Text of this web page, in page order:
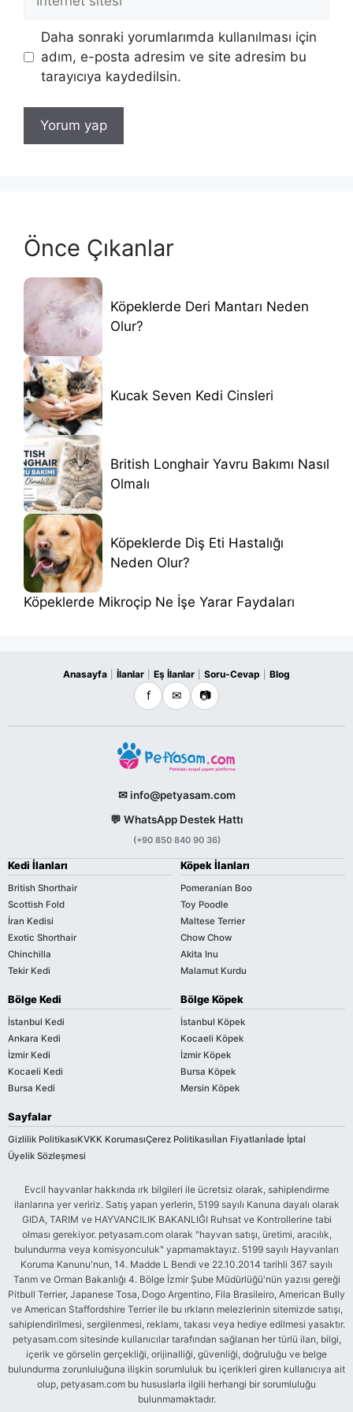
Daha sonraki yorumlarımda kullanılması için
adım, e-posta adresim ve site adresim bu
tarayıcıya kaydedilsin.
Önce Çıkanlar
Köpeklerde Deri Mantarı Neden
Olur?
Kucak Seven Kedi Cinsleri
British Longhair Yavru Bakımı Nasıl
Olmalı
Köpeklerde Diş Eti Hastalığı
Neden Olur?
Köpeklerde Mikroçip Ne İşe Yarar Faydaları
Anasayfa İlanlar Eş İlanlar Soru-Cevap Blog
f ✉ 📷
✉ info@petyasam.com
💬 WhatsApp Destek Hattı
(+90 850 840 90 36)
Kedi İlanları
British Shorthair
Scottish Fold
İran Kedisi
Exotic Shorthair
Chinchilla
Tekir Kedi
Köpek İlanları
Pomeranian Boo
Toy Poodle
Maltese Terrier
Chow Chow
Akita Inu
Malamut Kurdu
Bölge Kedi
İstanbul Kedi
Ankara Kedi
İzmir Kedi
Kocaeli Kedi
Bursa Kedi
Bölge Köpek
İstanbul Köpek
Kocaeli Köpek
İzmir Köpek
Bursa Köpek
Mersin Köpek
Sayfalar
Gizlilik PolitikasıKVKK KorumasıÇerez Politikasıİlan Fiyatlarıİade İptal
Üyelik Sözleşmesi
Evcil hayvanlar hakkında ırk bilgileri ile ücretsiz olarak, sahiplendirme
ilanlarına yer veririz. Satış yapan yerlerin, 5199 sayılı Kanuna dayalı olarak
GIDA, TARIM ve HAYVANCILIK BAKANLIĞI Ruhsat ve Kontrollerine tabi
olması gerekiyor. petyasam.com olarak "hayvan satışı, üretimi, aracılık,
bulundurma veya komisyonculuk" yapmamaktayız. 5199 sayılı Hayvanları
Koruma Kanunu'nun, 14. Madde L Bendi ve 22.10.2014 tarihli 367 sayılı
Tarım ve Orman Bakanlığı 4. Bölge İzmir Şube Müdürlüğü'nün yazısı gereği
Pitbull Terrier, Japanese Tosa, Dogo Argentino, Fila Brasileiro, American Bully
ve American Staffordshire Terrier ile bu ırkların melezlerinin sitemizde satışı,
sahiplendirilmesi, sergilenmesi, reklamı, takası veya hediye edilmesi yasaktır.
petyasam.com sitesinde kullanıcılar tarafından sağlanan her türlü ilan, bilgi,
içerik ve görselin gerçekliği, orijinalliği, güvenliği, doğruluğu ve belge
bulundurma zorunluluğuna ilişkin sorumluluk bu içerikleri giren kullanıcıya ait
olup, petyasam.com bu hususlarla ilgili herhangi bir sorumluluğu
bulunmamaktadır.